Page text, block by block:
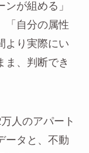
ンが組める」
「自分の属性
より実際にい
ま、判断でき
人のアパート
ータと、不動